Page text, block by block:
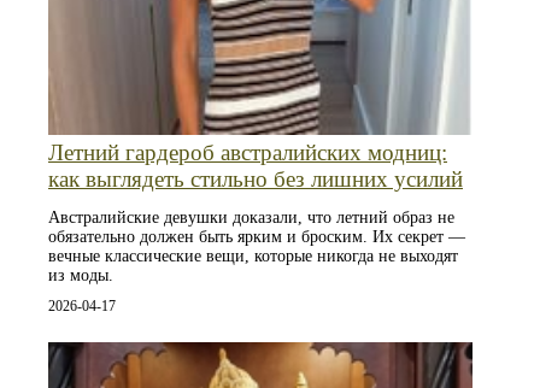
Летний гардероб австралийских модниц:
как выглядеть стильно без лишних усилий
Австралийские девушки доказали, что летний образ не
обязательно должен быть ярким и броским. Их секрет —
вечные классические вещи, которые никогда не выходят
из моды.
2026-04-17